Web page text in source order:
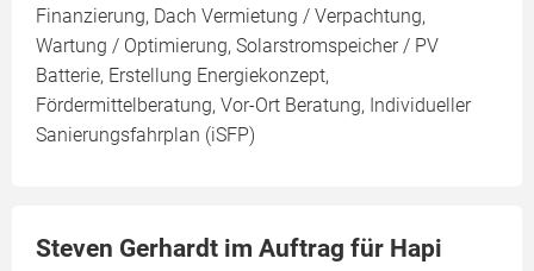
Finanzierung, Dach Vermietung / Verpachtung,
Wartung / Optimierung, Solarstromspeicher / PV
Batterie, Erstellung Energiekonzept,
Fördermittelberatung, Vor-Ort Beratung, Individueller
Sanierungsfahrplan (iSFP)
Steven Gerhardt im Auftrag für Hapi